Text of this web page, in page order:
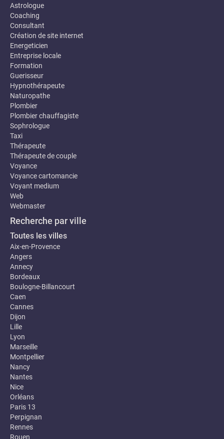
Astrologue
Coaching
Consultant
Création de site internet
Energeticien
Entreprise locale
Formation
Guerisseur
Hypnothérapeute
Naturopathe
Plombier
Plombier chauffagiste
Sophrologue
Taxi
Thérapeute
Thérapeute de couple
Voyance
Voyance cartomancie
Voyant medium
Web
Webmaster
Recherche par ville
Toutes les villes
Aix-en-Provence
Angers
Annecy
Bordeaux
Boulogne-Billancourt
Caen
Cannes
Dijon
Lille
Lyon
Marseille
Montpellier
Nancy
Nantes
Nice
Orléans
Paris 13
Perpignan
Rennes
Rouen